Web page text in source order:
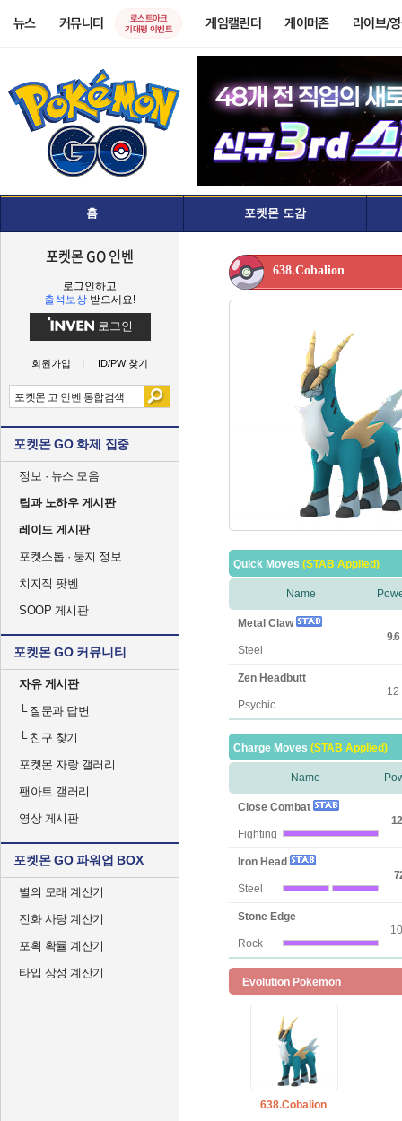
뉴스 커뮤니티
로스트아크
기대평 이벤트
게임캘린더 게이머존 라이브/
홈 포켓몬 도감
포켓몬 GO 인벤
로그인하고
출석보상 받으세요!
로그인
회원가입 ID/PW 찾기
포켓몬 GO 화제 집중
정보 · 뉴스 모음
팁과 노하우 게시판
레이드 게시판
포켓스톱 · 둥지 정보
치지직 팟벤
SOOP 게시판
포켓몬 GO 커뮤니티
자유 게시판
└질문과 답변
└친구 찾기
포켓몬 자랑 갤러리
팬아트 갤러리
영상 게시판
포켓몬 GO 파워업 BOX
별의 모래 계산기
진화 사탕 계산기
포획 확률 계산기
타입 상성 계산기
638.Cobalion
Quick Moves (STAB Applied)
Name
Metal Claw
Steel
9.6
Zen Headbutt
Psychic
12
Charge Moves (STAB Applied)
Name
Close Combat
Fighting
Iron Head
Steel
Stone Edge
Rock
Evolution Pokemon
638.Cobalion